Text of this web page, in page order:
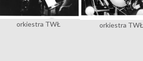
orkiestra TWŁ orkiestra TWŁ